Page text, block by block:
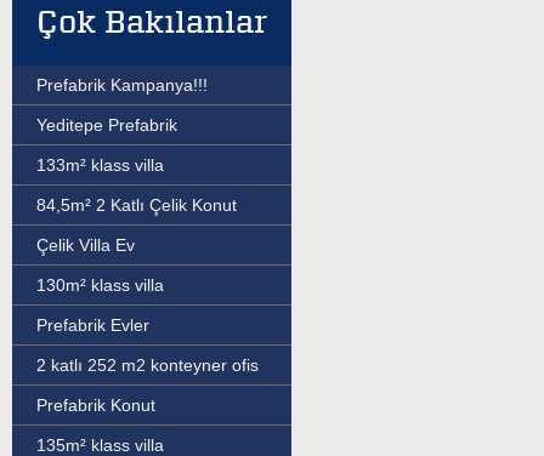
Çok Bakılanlar
Prefabrik Kampanya!!!
Yeditepe Prefabrik
133m² klass villa
84,5m² 2 Katlı Çelik Konut
Çelik Villa Ev
130m² klass villa
Prefabrik Evler
2 katlı 252 m2 konteyner ofis
Prefabrik Konut
135m² klass villa